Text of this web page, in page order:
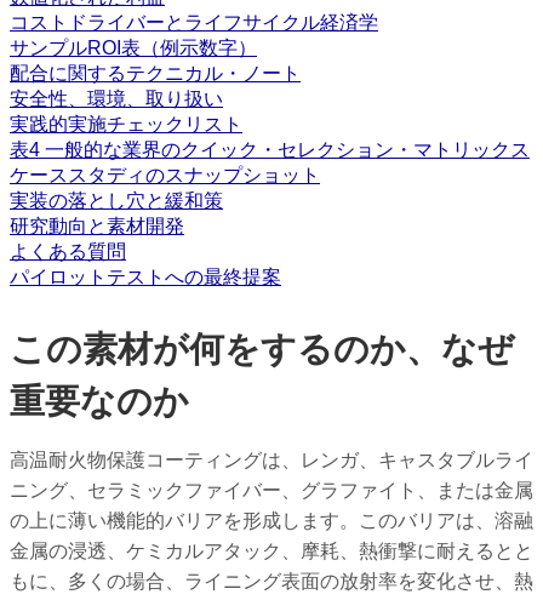
コストドライバーとライフサイクル経済学
サンプルROI表（例示数字）
配合に関するテクニカル・ノート
安全性、環境、取り扱い
実践的実施チェックリスト
表4 一般的な業界のクイック・セレクション・マトリックス
ケーススタディのスナップショット
実装の落とし穴と緩和策
研究動向と素材開発
よくある質問
パイロットテストへの最終提案
この素材が何をするのか、なぜ
重要なのか
高温耐火物保護コーティングは、レンガ、キャスタブルライ
ニング、セラミックファイバー、グラファイト、または金属
の上に薄い機能的バリアを形成します。このバリアは、溶融
金属の浸透、ケミカルアタック、摩耗、熱衝撃に耐えるとと
もに、多くの場合、ライニング表面の放射率を変化させ、熱